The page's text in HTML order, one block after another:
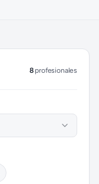
8 profesionales